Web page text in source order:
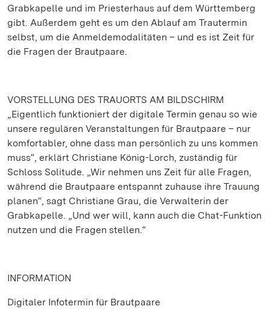
Grabkapelle und im Priesterhaus auf dem Württemberg
gibt. Außerdem geht es um den Ablauf am Trautermin
selbst, um die Anmeldemodalitäten – und es ist Zeit für
die Fragen der Brautpaare.
VORSTELLUNG DES TRAUORTS AM BILDSCHIRM
„Eigentlich funktioniert der digitale Termin genau so wie
unsere regulären Veranstaltungen für Brautpaare – nur
komfortabler, ohne dass man persönlich zu uns kommen
muss“, erklärt Christiane König-Lorch, zuständig für
Schloss Solitude. „Wir nehmen uns Zeit für alle Fragen,
während die Brautpaare entspannt zuhause ihre Trauung
planen“, sagt Christiane Grau, die Verwalterin der
Grabkapelle. „Und wer will, kann auch die Chat-Funktion
nutzen und die Fragen stellen.“
INFORMATION
Digitaler Infotermin für Brautpaare